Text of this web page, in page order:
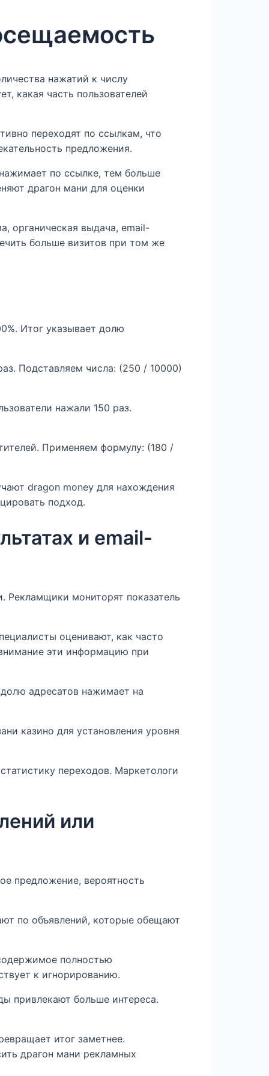
нажатий к числу
какая часть пользователей
переходят по ссылкам, что
предложения.
по ссылке, тем больше
драгон мани для оценки
органическая выдача, email-
больше визитов при том же
Итог указывает долю
Подставляем числа: (250 / 10000)
нажали 150 раз.
Применяем формулу: (180 /
dragon money для нахождения
подход.
и email-
Рекламщики мониторят показатель
оценивают, как часто
эти информацию при
адресатов нажимает на
казино для установления уровня
переходов. Маркетологи
или
предложение, вероятность
по объявлений, которые обещают
полностью
к игнорированию.
привлекают больше интереса.
итог заметнее.
драгон мани рекламных